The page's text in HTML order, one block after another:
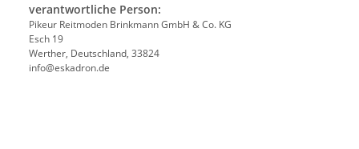
verantwortliche Person:
Pikeur Reitmoden Brinkmann GmbH & Co. KG
Esch 19
Werther, Deutschland, 33824
info@eskadron.de